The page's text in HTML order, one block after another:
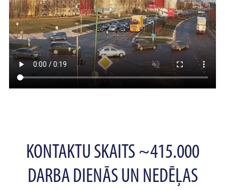
KONTAKTU SKAITS ~415.000
DARBA DIENĀS UN NEDĒĻAS